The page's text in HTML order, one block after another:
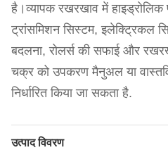
है।व्यापक रखरखाव में हाइड्रोलिक
ट्रांसमिशन सिस्टम, इलेक्ट्रिकल
बदलना, रोलर्स की सफाई और
चक्र को उपकरण मैनुअल या
निर्धारित किया जा सकता है.
उत्पाद विवरण